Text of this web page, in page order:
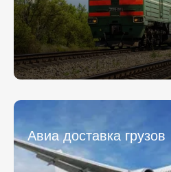
Авиа доставка грузов
персональных данных.
* - обязательное поле
персональных данных.
* - обязательное поле